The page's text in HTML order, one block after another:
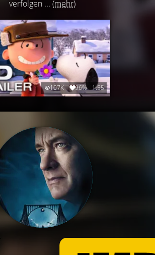
verfolgen ... (mehr)
107K 96% 1:55